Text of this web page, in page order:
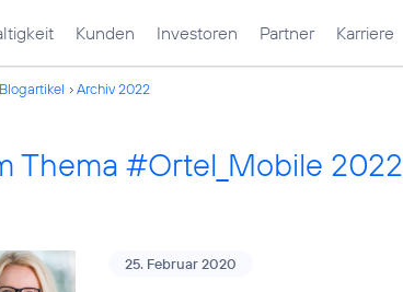
Kunden Investoren Partner Karriere
Blogartikel Archiv 2022
Thema #Ortel_Mobile 2022
25. Februar 2020